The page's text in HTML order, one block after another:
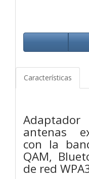
Características
antenas
con la
QAM,
de red